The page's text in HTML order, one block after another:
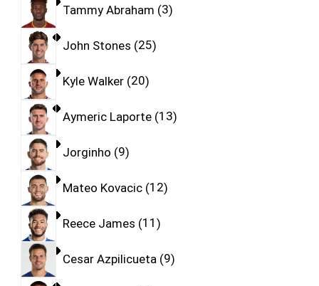
Tammy Abraham 3
John Stones 25
Kyle Walker 20
Aymeric Laporte 13
Jorginho 9
Mateo Kovacic 12
Reece James 11
Cesar Azpilicueta 9